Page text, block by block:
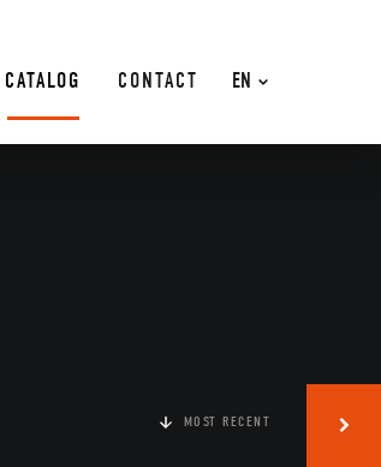
EN
CATALOG CONTACT
MOST RECENT